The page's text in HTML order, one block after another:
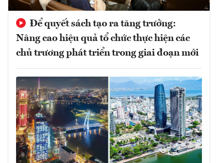
Để quyết sách tạo ra tăng trưởng:
Nâng cao hiệu quả tổ chức thực hiện các
chủ trương phát triển trong giai đoạn mới